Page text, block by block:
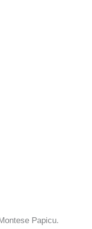
Papicu.